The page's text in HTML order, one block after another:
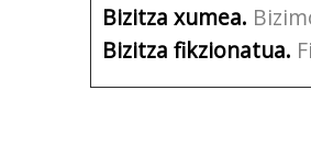
Bizitza xumea.
Bizitza fikzionatua.